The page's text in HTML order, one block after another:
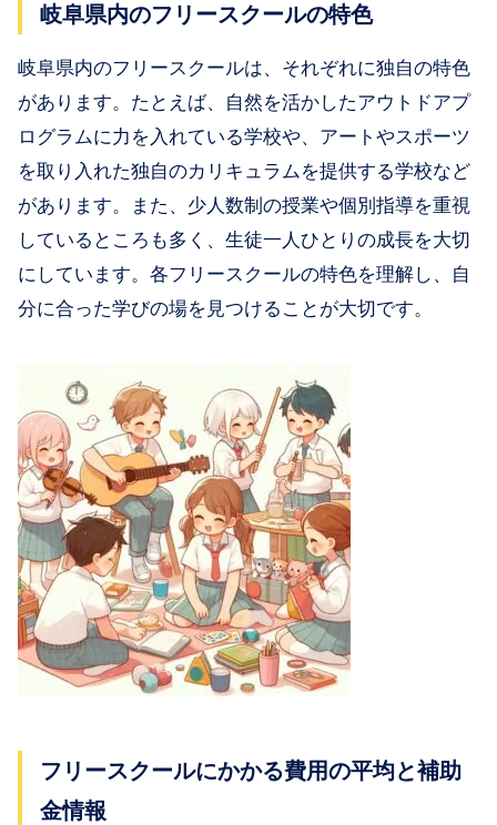
岐阜県内のフリースクールの特色
岐阜県内のフリースクールは、それぞれに独自の特色
があります。たとえば、自然を活かしたアウトドアプ
ログラムに力を入れている学校や、アートやスポーツ
を取り入れた独自のカリキュラムを提供する学校など
があります。また、少人数制の授業や個別指導を重視
しているところも多く、生徒一人ひとりの成長を大切
にしています。各フリースクールの特色を理解し、自
分に合った学びの場を見つけることが大切です。
フリースクールにかかる費用の平均と補助
金情報